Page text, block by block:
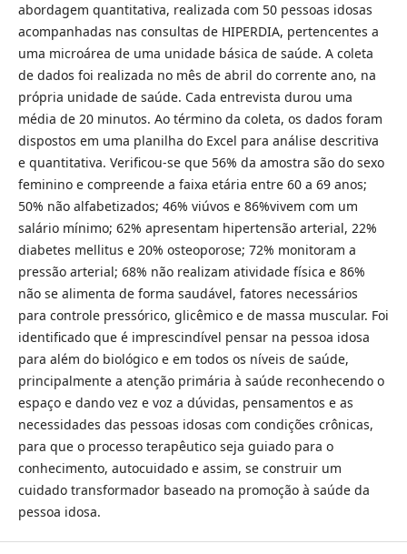
abordagem quantitativa, realizada com 50 pessoas idosas
acompanhadas nas consultas de HIPERDIA, pertencentes a
uma microárea de uma unidade básica de saúde. A coleta
de dados foi realizada no mês de abril do corrente ano, na
própria unidade de saúde. Cada entrevista durou uma
média de 20 minutos. Ao término da coleta, os dados foram
dispostos em uma planilha do Excel para análise descritiva
e quantitativa. Verificou-se que 56% da amostra são do sexo
feminino e compreende a faixa etária entre 60 a 69 anos;
50% não alfabetizados; 46% viúvos e 86%vivem com um
salário mínimo; 62% apresentam hipertensão arterial, 22%
diabetes mellitus e 20% osteoporose; 72% monitoram a
pressão arterial; 68% não realizam atividade física e 86%
não se alimenta de forma saudável, fatores necessários
para controle pressórico, glicêmico e de massa muscular. Foi
identificado que é imprescindível pensar na pessoa idosa
para além do biológico e em todos os níveis de saúde,
principalmente a atenção primária à saúde reconhecendo o
espaço e dando vez e voz a dúvidas, pensamentos e as
necessidades das pessoas idosas com condições crônicas,
para que o processo terapêutico seja guiado para o
conhecimento, autocuidado e assim, se construir um
cuidado transformador baseado na promoção à saúde da
pessoa idosa.